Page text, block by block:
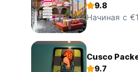
9.8
Начиная с
Cusco
9.7